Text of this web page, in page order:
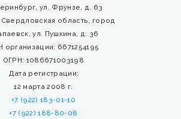
ул. Фрунзе, д. 63
Свердловская область, город
ул. Пушкина, д. 36
организации: 6671254195
ОГРН: 1086671003198
Дата регистрации:
12 марта 2008 г.
+7 (922) 183-01-10
+7 (922) 188-80-08